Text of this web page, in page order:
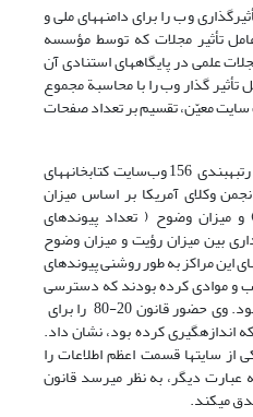
ضریب تأثیرگذاری وب را برای دامنه­های ملی و
تأثیر مجلات که توسط مؤسسه
علمی در پایگاههای استنادی آن
گذار وب را با محاسبة مجموع
معیّن، تقسیم بر تعداد صفحات
(2000) به بررسی و رتبه­بندی 156 وب‌سایت کتابخانه­های
وکلای آمریکا بر اساس میزان
و میزان وضوح ( تعداد پیوندهای
بین میزان رؤیت و میزان وضوح
این مراکز به طور روشنی پیوندهای
و موادی کرده بودند که دسترسی
به آنها به شکل چاپی امکان­پذیر نبود. وی حضور قانون 20-80 را برای
اندازه­گیری کرده بود، نشان داد.
سایتها قسمت اعظم اطلاعات را
عبارت دیگر، به نظر می­رسد قانون
می­کند.